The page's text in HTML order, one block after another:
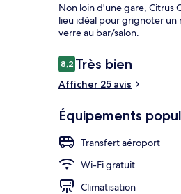
Non loin d'une gare, Citrus
lieu idéal pour grignoter un
verre au bar/salon.
Avis
voyageurs
8,28,2 sur 10
Très bien
Afficher 25 avis
Équipements
Transfert aéroport
Wi-Fi gratuit
Climatisation